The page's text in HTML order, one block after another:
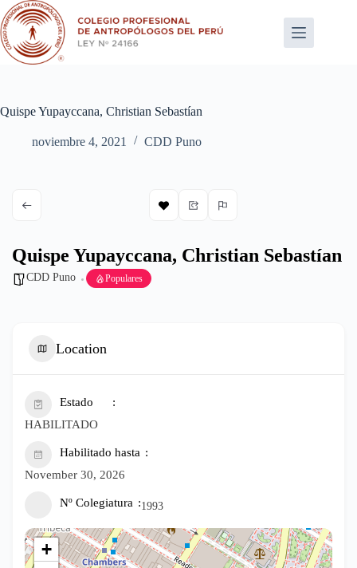
Saltar
al
contenido
Quispe Yupayccana, Christian Sebastían
noviembre 4, 2021 CDD Puno
Quispe Yupayccana, Christian Sebastían
CDD Puno Populares
Location
Estado
HABILITADO
Habilitado hasta
November 30, 2026
Nº Colegiatura 1993
+